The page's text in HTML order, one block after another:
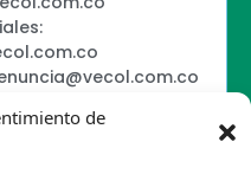
de
de Uso